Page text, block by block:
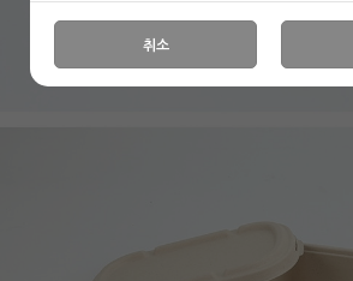
취소